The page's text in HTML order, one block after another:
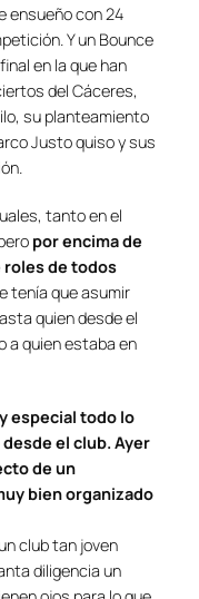
ensueño con 24
Y un Bounce
en la que han
del Cáceres,
su planteamiento
Justo quiso y sus
tanto en el
por encima de
roles de todos
tenía que asumir
quien desde el
a quien estaba en
especial todo lo
el club. Ayer
de un
bien organizado
club tan joven
diligencia un